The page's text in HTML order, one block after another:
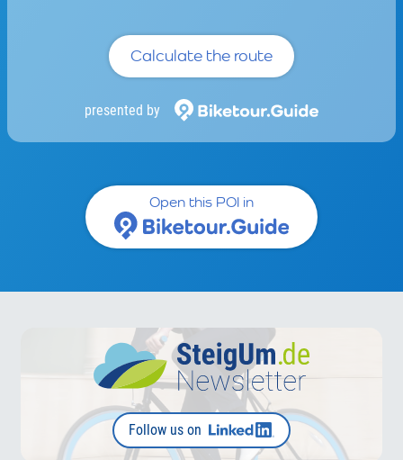
Calculate the route
presented by
Open this POI in
Follow us on